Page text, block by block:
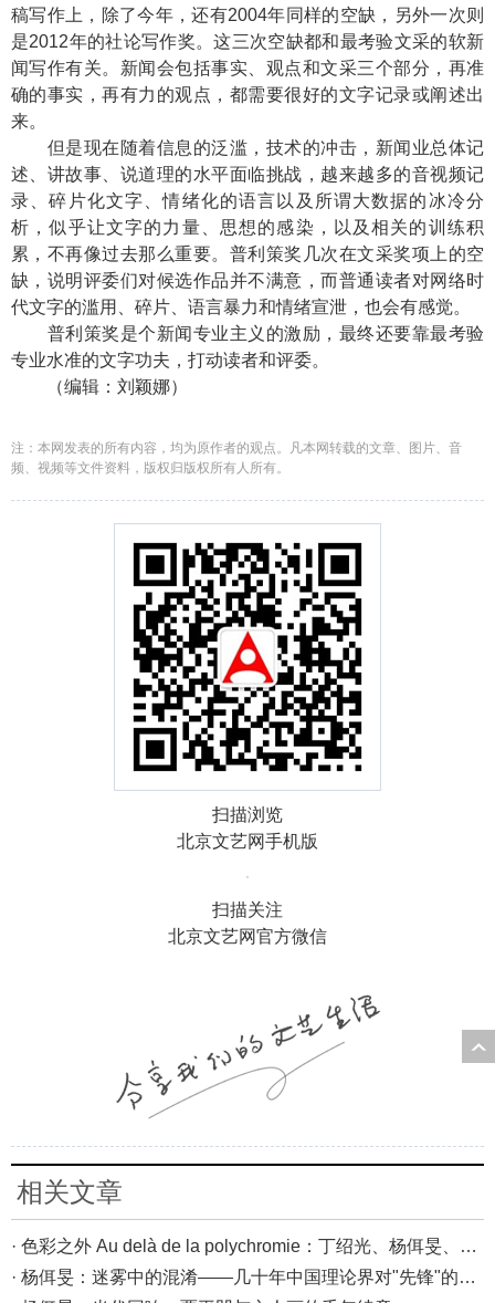
稿写作上，除了今年，还有2004年同样的空缺，另外一次则
是2012年的社论写作奖。这三次空缺都和最考验文采的软新
闻写作有关。新闻会包括事实、观点和文采三个部分，再准
确的事实，再有力的观点，都需要很好的文字记录或阐述出
来。
但是现在随着信息的泛滥，技术的冲击，新闻业总体记
述、讲故事、说道理的水平面临挑战，越来越多的音视频记
录、碎片化文字、情绪化的语言以及所谓大数据的冰冷分
析，似乎让文字的力量、思想的感染，以及相关的训练积
累，不再像过去那么重要。普利策奖几次在文采奖项上的空
缺，说明评委们对候选作品并不满意，而普通读者对网络时
代文字的滥用、碎片、语言暴力和情绪宣泄，也会有感觉。
普利策奖是个新闻专业主义的激励，最终还要靠最考验
专业水准的文字功夫，打动读者和评委。
（编辑：刘颖娜）
注：本网发表的所有内容，均为原作者的观点。凡本网转载的文章、图片、音
频、视频等文件资料，版权归版权所有人所有。
扫描浏览
北京文艺网手机版
扫描关注
北京文艺网官方微信
相关文章
· 色彩之外 Au delà de la polychromie：丁绍光、杨佴旻、Alain Cardenas·Castro巴黎展
· 杨佴旻：迷雾中的混淆——几十年中国理论界对"先锋"的误读，对创作的误导